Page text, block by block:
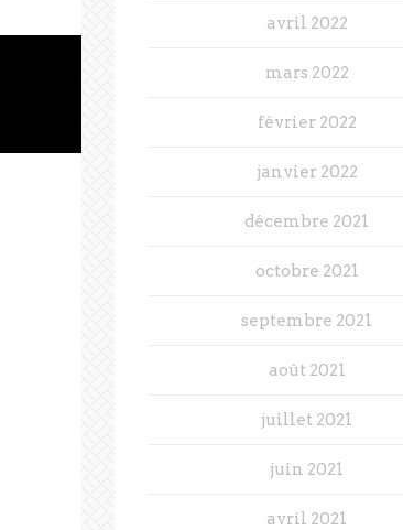
avril 2022
mars 2022
février 2022
janvier 2022
décembre 2021
octobre 2021
septembre 2021
août 2021
juillet 2021
juin 2021
avril 2021